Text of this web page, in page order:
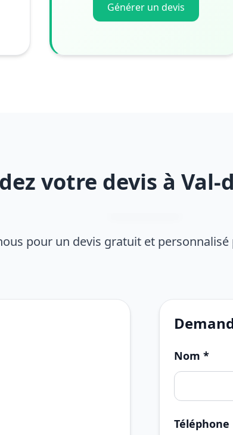
Générer un devis
votre devis à
pour un devis gratuit et
Nom *
Téléphone